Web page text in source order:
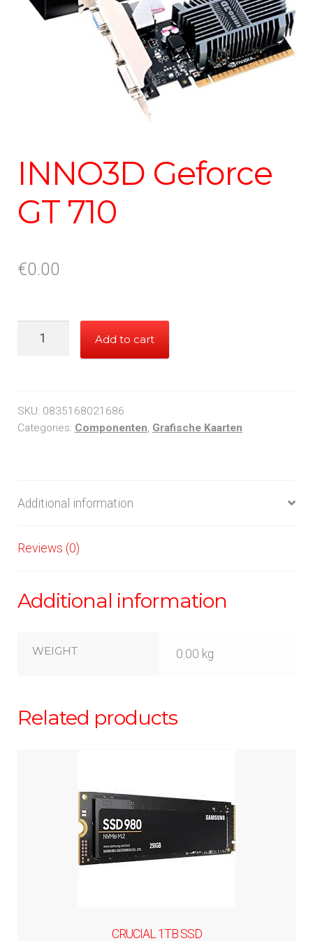
INNO3D Geforce
GT 710
€0.00
quantity
Add to cart
SKU: 0835168021686
Categories: Componenten, Grafische Kaarten
Additional information
Reviews (0)
Additional information
WEIGHT 0.00 kg
Related products
CRUCIAL 1TB SSD